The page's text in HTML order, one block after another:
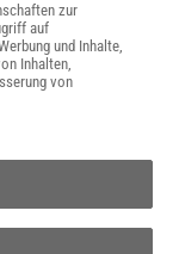
zur
auf
und Inhalte,
Inhalten,
von